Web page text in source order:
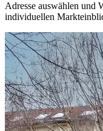
Adresse auswählen und
individuellen